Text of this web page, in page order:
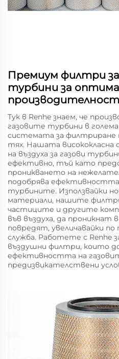
Премиум филтри за
турбини за
производителност
Тук в Renhe знаем, че
газовите турбини в
системата за филтриране
тях. Нашата висококласна
на въздуха за газови
ефективно, тъй като
проникването на
подобрява
турбините. Използвайки
материали, нашите
частиците и другите
във въздуха, да проникнат
повредят, увеличавайки по
служба. Работете с Renhe
въздушни филтри, които
ефективността на
предизвикателствени